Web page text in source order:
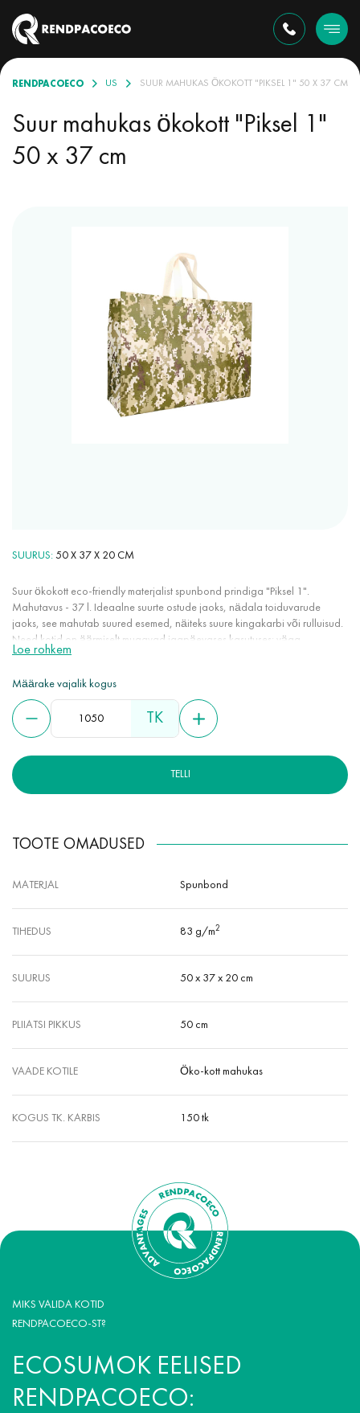
RENDPACOECO
ÖKO-KOTID VALIKUS SUUR MAHUKAS ÖKOKOTT "PIKSEL 1" 50 X 37 CM
Suur mahukas ökokott "Piksel 1"
50 x 37 cm
SUURUS 50 X 37 X 20 CM
Suur ökokott eco-friendly materjalist spunbond prindiga "Piksel 1".
Mahutavus - 37 l. Ideaalne suurte ostude jaoks, nädala toiduvarude
jaoks, see mahutab suured esemed, näiteks suure kingakarbi või rulluisud.
Need kotid on äärmiselt mugavad igapäevases kasutuses: väga
mahukad, kerged, ei veni välja, ei kortsu, võtavad vähe ruumi, hoiavad
materjal, kuna see on taaskasutatav, valmistatud taastuvatest ressurssidest,
ei kahjusta keskkonda lagunemisel. Lisaks on see väga vastupidav,
mittetoksiline, hüpoallergeenne, niiskus- ja kuumakindel.
Loe rohkem
Määrake vajalik kogus
TK
TELLI
TOOTE OMADUSED
MATERJAL Spunbond
TIHEDUS 83 g/m2
SUURUS 50 x 37 x 20 cm
PLIIATSI PIKKUS 50 cm
VAADE KOTILE Öko-kott mahukas
KOGUS TK. KARBIS 150 tk
MIKS VALIDA KOTID
RENDPACOECO-ST?
ECOSUMOK EELISED
RENDPACOECO: